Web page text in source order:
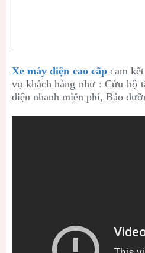
Xe máy điện cao cấpcam kết
vụ khách hàng như : Cứu hộ
điện nhanh miễn phí, Bảo